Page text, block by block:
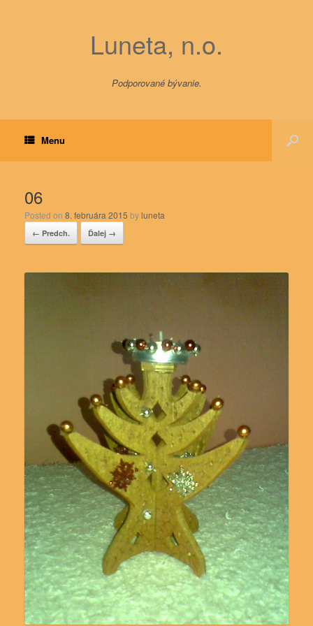
Luneta, n.o.
Podporované bývanie.
Menu
06
Posted on 8. februára 2015 byluneta
← Predch. Ďalej →